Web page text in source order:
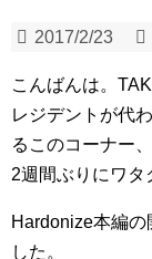
2017/2/23
こんばんは。
レジデントが代
るこのコーナー、
2週間ぶりにワタ
Hardonize本編の
した。